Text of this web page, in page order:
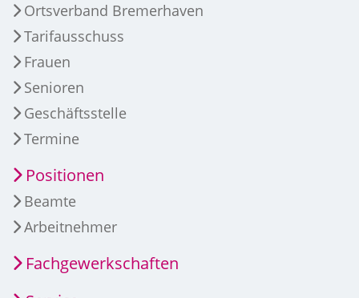
Ortsverband Bremerhaven
Tarifausschuss
Frauen
Senioren
Geschäftsstelle
Termine
Positionen
Beamte
Arbeitnehmer
Fachgewerkschaften